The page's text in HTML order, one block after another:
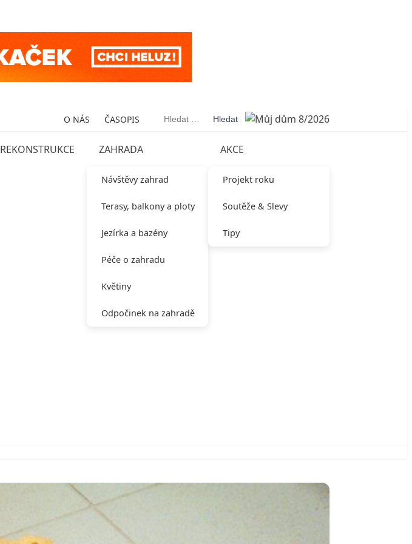
O NÁS ČASOPIS Vyhledávání
REKONSTRUKCE ZAHRADA
Návštěvy zahrad
Terasy, balkony a ploty
Jezírka a bazény
Péče o zahradu
Květiny
Odpočinek na zahradě
AKCE
Projekt roku
Soutěže & Slevy
Tipy